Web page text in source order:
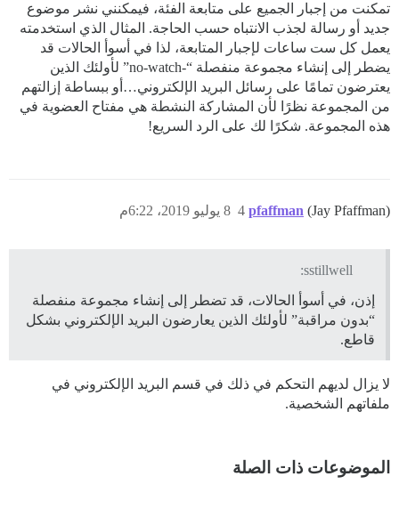
تمكنت من إجبار الجميع على متابعة الفئة، فيمكنني نشر موضوع
جديد أو رسالة لجذب الانتباه حسب الحاجة. المثال الذي استخدمته
يعمل كل ست ساعات لإجبار المتابعة، لذا في أسوأ الحالات قد
يضطر إلى إنشاء مجموعة منفصلة “-no-watch” لأولئك الذين
يعترضون تمامًا على رسائل البريد الإلكتروني…أو ببساطة إزالتهم
من المجموعة نظرًا لأن المشاركة النشطة هي مفتاح العضوية في
هذه المجموعة. شكرًا لك على الرد السريع!
pfaffman (Jay Pfaffman) 8 يوليو 2019، 6:22م 4
sstillwell:
إذن، في أسوأ الحالات، قد تضطر إلى إنشاء مجموعة منفصلة
“بدون مراقبة” لأولئك الذين يعارضون البريد الإلكتروني بشكل
قاطع.
لا يزال لديهم التحكم في ذلك في قسم البريد الإلكتروني في
ملفاتهم الشخصية.
الموضوعات ذات الصلة